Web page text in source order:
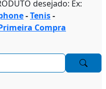
desejado: Ex:
-Tenis-
Compra